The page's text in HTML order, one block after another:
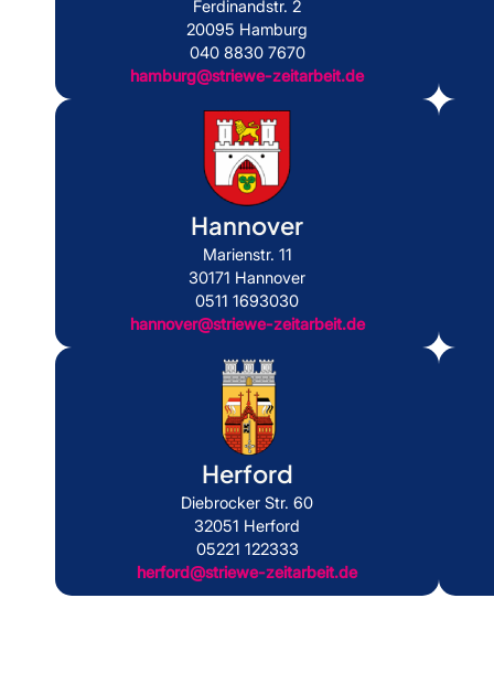
Ferdinandstr. 2
20095 Hamburg
040 8830 7670
hamburg@striewe-zeitarbeit.de
Hannover
Marienstr. 11
30171 Hannover
0511 1693030
hannover@striewe-zeitarbeit.de
Herford
Diebrocker Str. 60
32051 Herford
05221 122333
herford@striewe-zeitarbeit.de